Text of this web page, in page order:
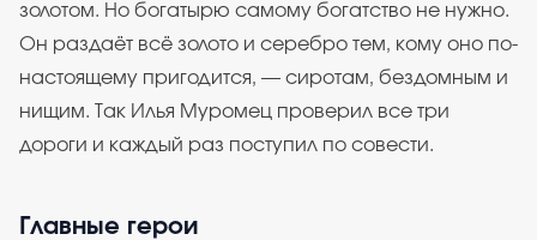
золотом. Но богатырю самому богатство не нужно.
Он раздаёт всё золото и серебро тем, кому оно по-
настоящему пригодится, — сиротам, бездомным и
нищим. Так Илья Муромец проверил все три
дороги и каждый раз поступил по совести.
Главные герои